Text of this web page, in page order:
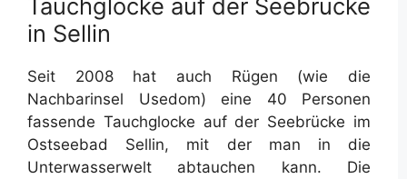
Tauchglocke auf der Seebrücke
in Sellin
Seit 2008 hat auch Rügen (wie die
Nachbarinsel Usedom) eine 40 Personen
fassende Tauchglocke auf der Seebrücke im
Ostseebad Sellin, mit der man in die
Unterwasserwelt abtauchen kann. Die